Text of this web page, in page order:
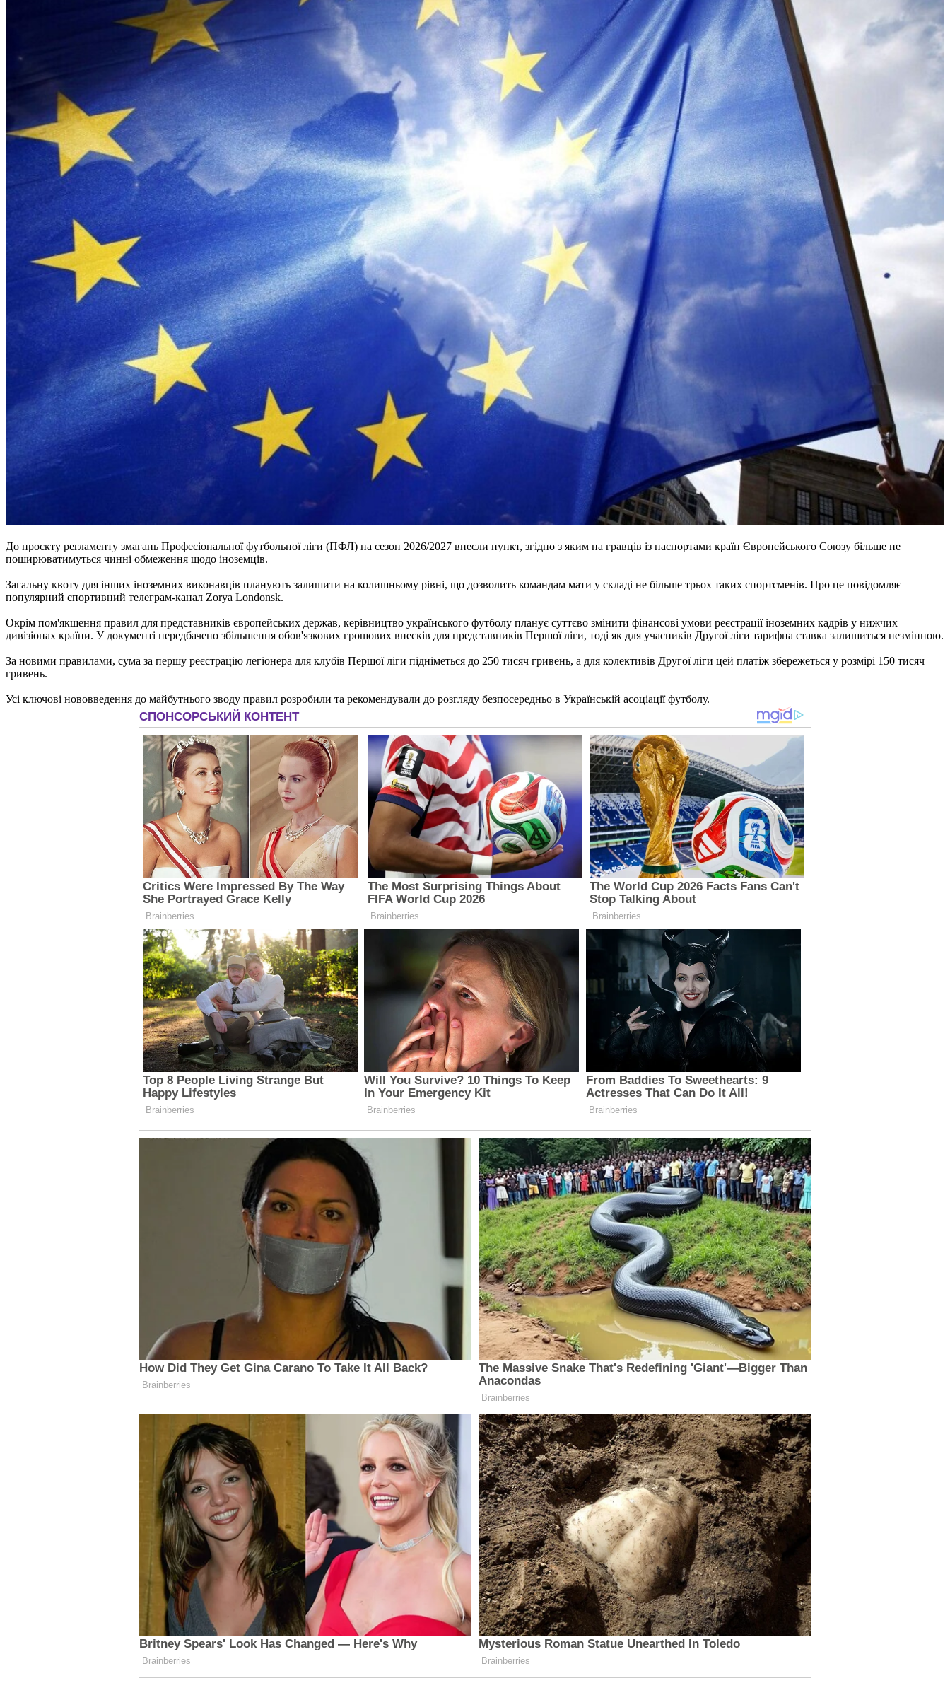
До проєкту регламенту змагань Професіональної футбольної ліги (ПФЛ) на сезон 2026/2027 внесли пункт, згідно з яким на гравців із паспортами країн Європейського Союзу більше не
поширюватимуться чинні обмеження щодо іноземців.
Загальну квоту для інших іноземних виконавців планують залишити на колишньому рівні, що дозволить командам мати у складі не більше трьох таких спортсменів. Про це повідомляє
популярний спортивний телеграм-канал Zorya Londonsk.
Окрім пом'якшення правил для представників європейських держав, керівництво українського футболу планує суттєво змінити фінансові умови реєстрації іноземних кадрів у нижчих
дивізіонах країни. У документі передбачено збільшення обов'язкових грошових внесків для представників Першої ліги, тоді як для учасників Другої ліги тарифна ставка залишиться незмінною.
За новими правилами, сума за першу реєстрацію легіонера для клубів Першої ліги підніметься до 250 тисяч гривень, а для колективів Другої ліги цей платіж збережеться у розмірі 150 тисяч
гривень.
Усі ключові нововведення до майбутнього зводу правил розробили та рекомендували до розгляду безпосередньо в Українській асоціації футболу.